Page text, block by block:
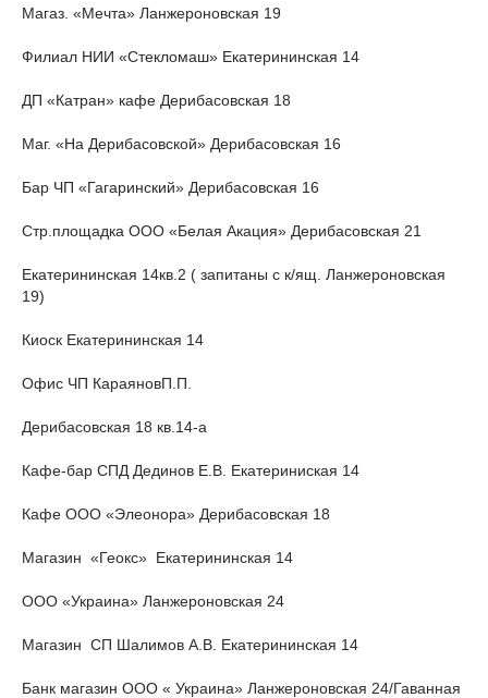
Магаз. «Мечта» Ланжероновская 19
Филиал НИИ «Стекломаш» Екатерининская 14
ДП «Катран» кафе Дерибасовская 18
Маг. «На Дерибасовской» Дерибасовская 16
Бар ЧП «Гагаринский» Дерибасовская 16
Стр.площадка ООО «Белая Акация» Дерибасовская 21
Екатерининская 14кв.2 ( запитаны с к/ящ. Ланжероновская
19)
Киоск Екатерининская 14
Офис ЧП КараяновП.П.
Дерибасовская 18 кв.14-а
Кафе-бар СПД Дединов Е.В. Екатериниская 14
Кафе ООО «Элеонора» Дерибасовская 18
Магазин «Геокс» Екатерининская 14
ООО «Украина» Ланжероновская 24
Магазин СП Шалимов А.В. Екатерининская 14
Банк магазин ООО « Украина» Ланжероновская 24/Гаванная